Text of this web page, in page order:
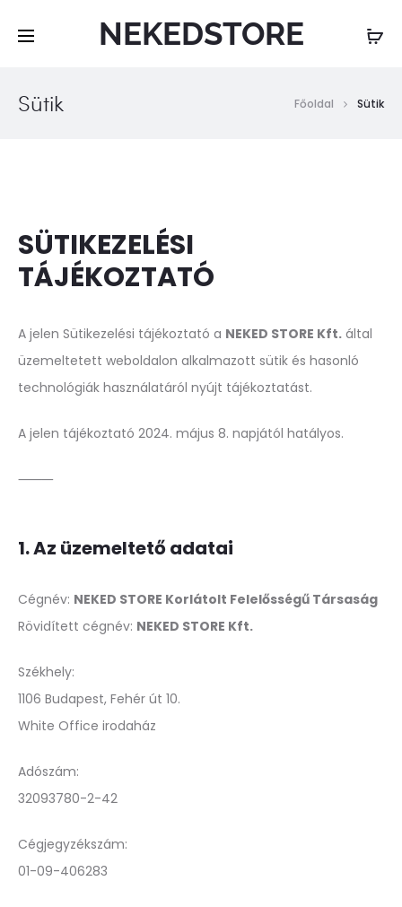
NEKEDSTORE
Sütik Főoldal Sütik
SÜTIKEZELÉSI
TÁJÉKOZTATÓ
A jelen Sütikezelési tájékoztató a NEKED STORE Kft. által
üzemeltetett weboldalon alkalmazott sütik és hasonló
technológiák használatáról nyújt tájékoztatást.
A jelen tájékoztató 2024. május 8. napjától hatályos.
⸻
1. Az üzemeltető adatai
Cégnév: NEKED STORE Korlátolt Felelősségű Társaság
Rövidített cégnév: NEKED STORE Kft.
Székhely:
1106 Budapest, Fehér út 10.
White Office irodaház
Adószám:
32093780-2-42
Cégjegyzékszám:
01-09-406283